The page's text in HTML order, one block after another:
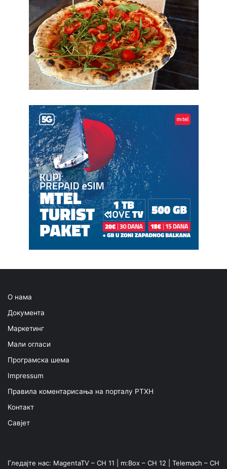
О нама
Документа
Маркетинг
Мали огласи
Програмска шема
Impressum
Правила коментарисања на порталу РТХН
Контакт
Савјет
Гледајте нас: MagentaTV – CH 11 | m:Box – CH 12 | Telemach – CH